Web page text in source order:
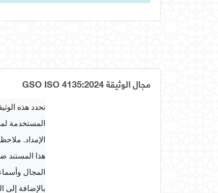
مجال الوثيقة GSO ISO 4135:2024
بالإضافة